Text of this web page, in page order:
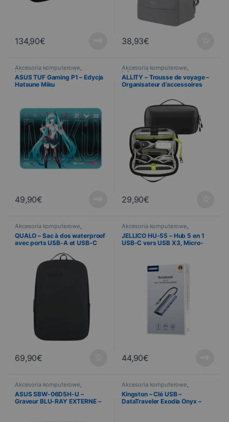
134,90€ 38,93€
Akcesoria komputerowe,
Informatyka ,Urządzenia
peryferyjne ,Tapis
ASUS TUF Gaming P1 – Edycja
Hatsune Miku
49,90€
Akcesoria komputerowe,
Informatyka
ALLITY – Trousse de voyage –
Organisateur d’accessoires
29,90€
Akcesoria komputerowe,
Informatyka
QUALO – Sac à dos waterproof
avec ports USB-A et USB-C
69,90€
Akcesoria komputerowe,
Câblages multimédias ,
Informatyka
JELLICO HU-55 – Hub 5 en 1
USB-C vers USB X3, Micro-
44,90€
Akcesoria komputerowe,
Informatyka
ASUS SBW-06D5H-U –
Graveur BLU-RAY EXTERNE –
Akcesoria komputerowe,
Informatyka
Kingston – Clé USB –
DataTraveler Exodia Onyx –